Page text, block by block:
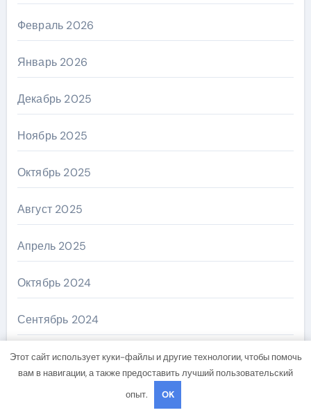
Февраль 2026
Январь 2026
Декабрь 2025
Ноябрь 2025
Октябрь 2025
Август 2025
Апрель 2025
Октябрь 2024
Сентябрь 2024
Август 2024
Этот сайт использует куки-файлы и другие технологии, чтобы помочь
вам в навигации, а также предоставить лучший пользовательский
опыт.
OK